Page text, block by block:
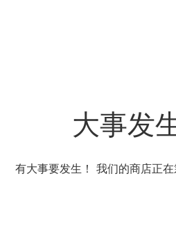
大事发
有大事要发生！ 我们的商店正